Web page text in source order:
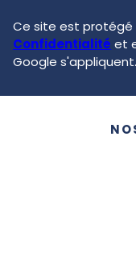
Ce site est protégé
Confidentialité et
Google s'appliquent.